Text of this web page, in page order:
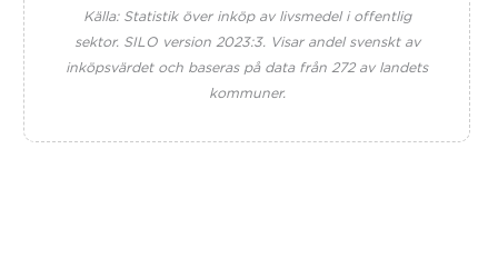
Källa: Statistik över inköp av livsmedel i offentlig
sektor. SILO version 2023:3. Visar andel svenskt av
inköpsvärdet och baseras på data från 272 av landets
kommuner.